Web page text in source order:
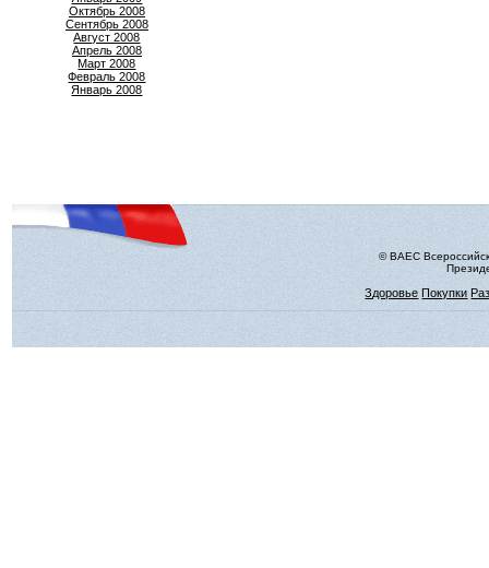
Октябрь 2008
Сентябрь 2008
Август 2008
Апрель 2008
Март 2008
Февраль 2008
Январь 2008
© ВАЕС
Здоровье Покупки